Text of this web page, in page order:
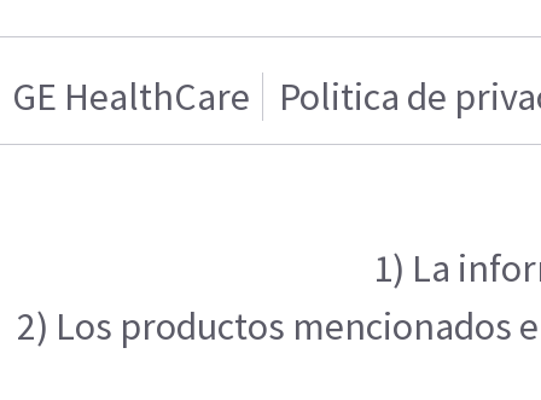
GE HealthCare Politica de
1) La
2) Los productos mencionados